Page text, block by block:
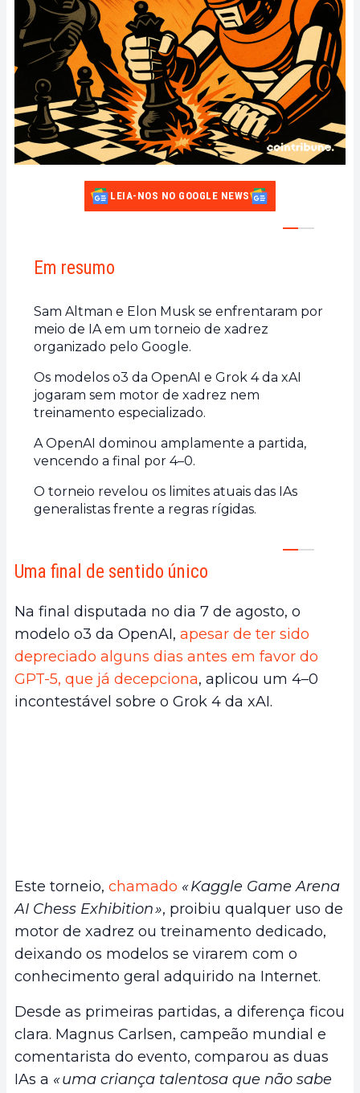
LEIA-NOS NO GOOGLE NEWS
Em resumo
Sam Altman e Elon Musk se enfrentaram por
meio de IA em um torneio de xadrez
organizado pelo Google.
Os modelos o3 da OpenAI e Grok 4 da xAI
jogaram sem motor de xadrez nem
treinamento especializado.
A OpenAI dominou amplamente a partida,
vencendo a final por 4–0.
O torneio revelou os limites atuais das IAs
generalistas frente a regras rígidas.
Uma final de sentido único
Na final disputada no dia 7 de agosto, o
modelo o3 da OpenAI, apesar de ter sido
depreciado alguns dias antes em favor do
GPT-5, que já decepciona, aplicou um 4–0
incontestável sobre o Grok 4 da xAI.
Este torneio, chamado « Kaggle Game Arena
AI Chess Exhibition », proibiu qualquer uso de
motor de xadrez ou treinamento dedicado,
deixando os modelos se virarem com o
conhecimento geral adquirido na Internet.
Desde as primeiras partidas, a diferença ficou
clara. Magnus Carlsen, campeão mundial e
comentarista do evento, comparou as duas
IAs a « uma criança talentosa que não sabe